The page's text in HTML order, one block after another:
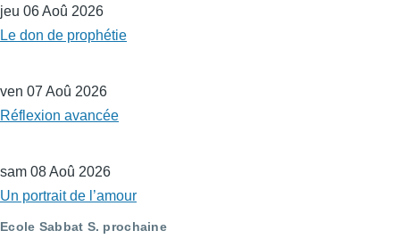
jeu 06 Aoû 2026
Le don de prophétie
ven 07 Aoû 2026
Réflexion avancée
sam 08 Aoû 2026
Un portrait de l’amour
Ecole Sabbat S. prochaine